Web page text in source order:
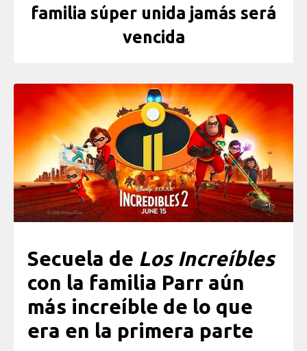
familia súper unida jamás será
vencida
Secuela de Los Increíbles
con la familia Parr aún
más increíble de lo que
era en la primera parte